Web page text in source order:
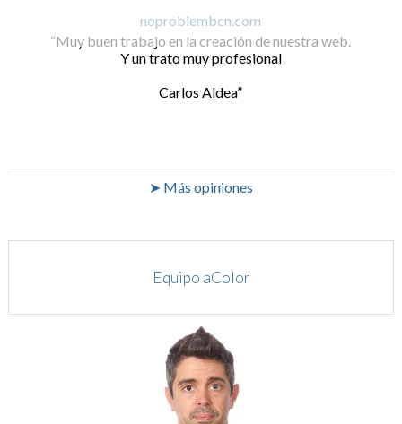
noproblembcn.com
Muy buen trabajo en la creación de nuestra web.
Y un trato muy profesional
Carlos Aldea
➤ Más opiniones
Equipo aColor